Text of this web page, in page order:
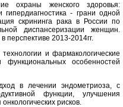
охраны женского здоровья:
гипердиагностика - грани одной
скрининга рака в России по
диспансеризации женщин.
перспективе 2013-2014гг.
и фармакологические
особенностей
в лечении эндометриоза, с
функции, улучшения
рисков.